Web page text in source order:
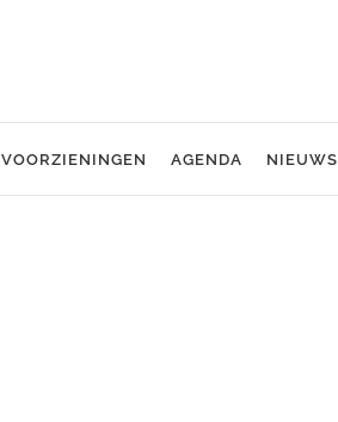
VOORZIENINGEN AGENDA NIEUWS